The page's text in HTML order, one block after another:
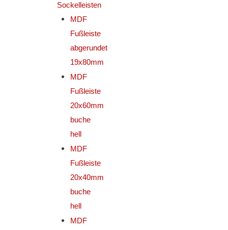
Sockelleisten
MDF
Fußleiste
abgerundet
19x80mm
MDF
Fußleiste
20x60mm
buche
hell
MDF
Fußleiste
20x40mm
buche
hell
MDF